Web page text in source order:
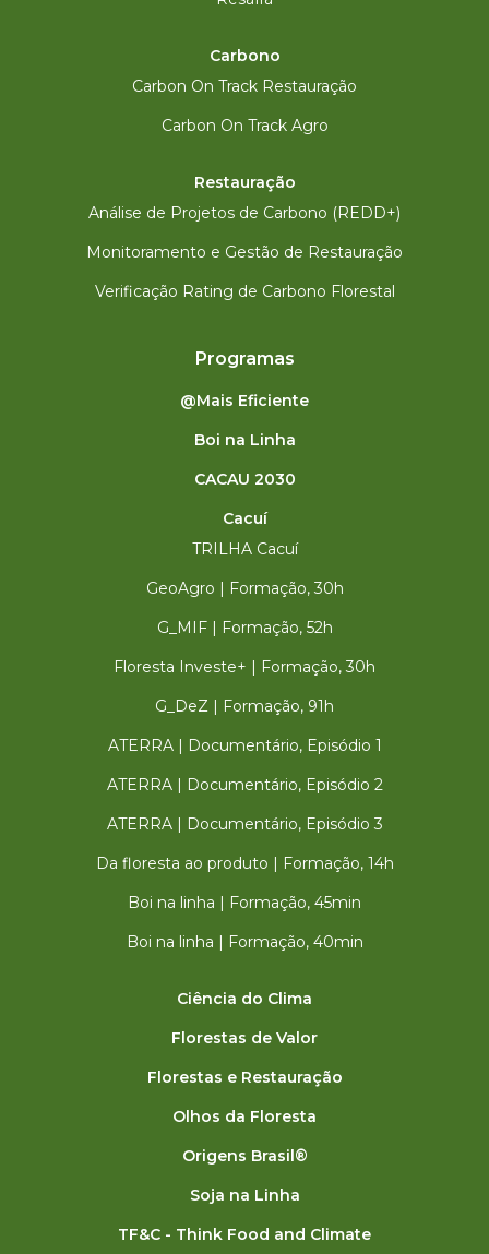
Carbono
Carbon On Track Restauração
Carbon On Track Agro
Restauração
Análise de Projetos de Carbono (REDD+)
Monitoramento e Gestão de Restauração
Verificação Rating de Carbono Florestal
Programas
@Mais Eficiente
Boi na Linha
CACAU 2030
Cacuí
TRILHA Cacuí
GeoAgro | Formação, 30h
G_MIF | Formação, 52h
Floresta Investe+ | Formação, 30h
G_DeZ | Formação, 91h
ATERRA | Documentário, Episódio 1
ATERRA | Documentário, Episódio 2
ATERRA | Documentário, Episódio 3
Da floresta ao produto | Formação, 14h
Boi na linha | Formação, 45min
Boi na linha | Formação, 40min
Ciência do Clima
Florestas de Valor
Florestas e Restauração
Olhos da Floresta
Origens Brasil®
Soja na Linha
TF&C - Think Food and Climate